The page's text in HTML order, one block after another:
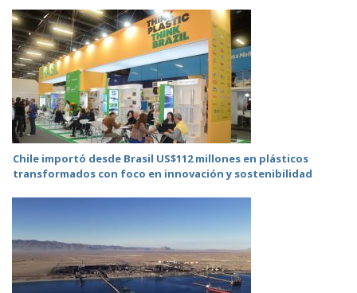
Chile importó desde Brasil US$112 millones en plásticos
transformados con foco en innovación y sostenibilidad